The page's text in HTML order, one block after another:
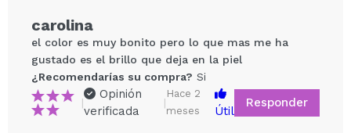
carolina
el color es muy bonito pero lo que mas me ha
gustado es el brillo que deja en la piel
¿Recomendarías su compra? Si
|
Opinión
verificada
|
Hace 2
meses
Útil
Responder